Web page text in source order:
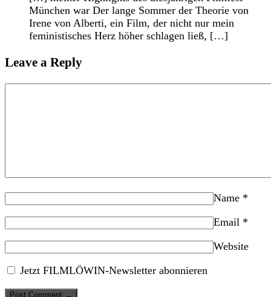
München war Der lange Sommer der Theorie von
Irene von Alberti, ein Film, der nicht nur mein
feministisches Herz höher schlagen ließ, […]
Leave a Reply
Name *
Email *
Website
Jetzt FILMLÖWIN-Newsletter abonnieren